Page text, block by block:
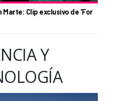
Clip exclusivo de 'For
Y